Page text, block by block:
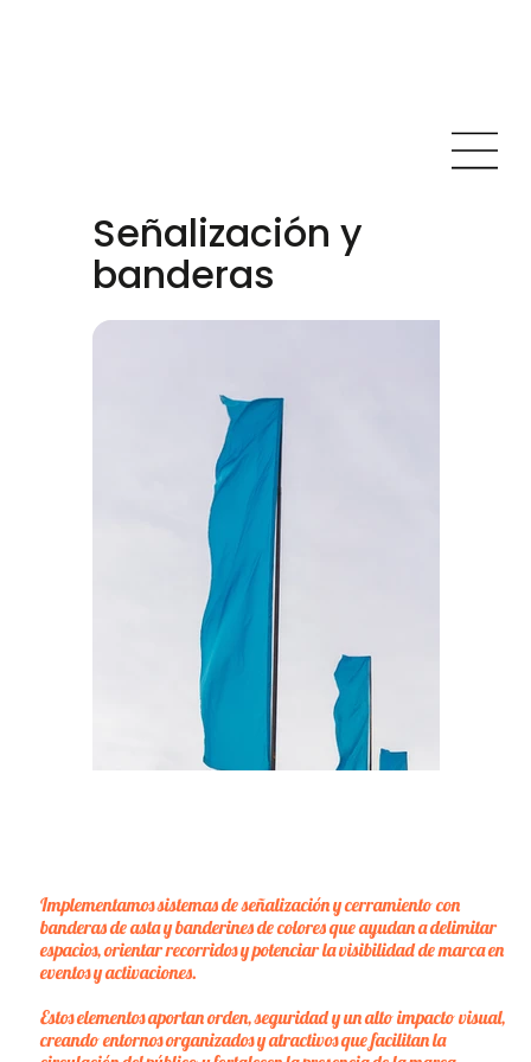
Señalización y
banderas
Implementamos sistemas de señalización y cerramiento con
banderas de asta y banderines de colores que ayudan a delimitar
espacios, orientar recorridos y potenciar la visibilidad de marca en
eventos y activaciones.
Estos elementos aportan orden, seguridad y un alto impacto visual,
creando entornos organizados y atractivos que facilitan la